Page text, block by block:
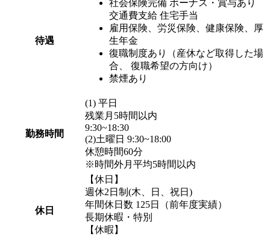
待遇
社会保険完備 ボーナス・賞与あり
交通費支給 住宅手当
雇用保険、労災保険、健康保険、厚
生年金
復職制度あり（産休など取得した場
合、 復職希望の方向け）
禁煙あり
勤務時間
(1) 平日
残業月5時間以内
9:30~18:30
(2)土曜日 9:30~18:00
休憩時間60分
※時間外月平均5時間以内
休日
【休日】
週休2日制(木、日、祝日)
年間休日数 125日（前年度実績）
長期休暇・特別
【休暇】